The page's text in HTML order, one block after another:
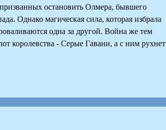
остановить Олмера, бывшего
Однако магическая сила, которая избрала
одна за другой. Война же тем
королевства - Серые Гавани, а с ним рухнет